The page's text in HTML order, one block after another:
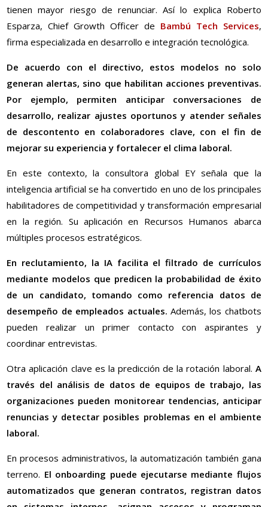
tienen mayor riesgo de renunciar. Así lo explica Roberto
Esparza, Chief Growth Officer de Bambú Tech Services,
firma especializada en desarrollo e integración tecnológica.
De acuerdo con el directivo, estos modelos no solo
generan alertas, sino que habilitan acciones preventivas.
Por ejemplo, permiten anticipar conversaciones de
desarrollo, realizar ajustes oportunos y atender señales
de descontento en colaboradores clave, con el fin de
mejorar su experiencia y fortalecer el clima laboral.
En este contexto, la consultora global EY señala que la
inteligencia artificial se ha convertido en uno de los principales
habilitadores de competitividad y transformación empresarial
en la región. Su aplicación en Recursos Humanos abarca
múltiples procesos estratégicos.
En reclutamiento, la IA facilita el filtrado de currículos
mediante modelos que predicen la probabilidad de éxito
de un candidato, tomando como referencia datos de
desempeño de empleados actuales. Además, los chatbots
pueden realizar un primer contacto con aspirantes y
coordinar entrevistas.
Otra aplicación clave es la predicción de la rotación laboral. A
través del análisis de datos de equipos de trabajo, las
organizaciones pueden monitorear tendencias, anticipar
renuncias y detectar posibles problemas en el ambiente
laboral.
En procesos administrativos, la automatización también gana
terreno. El onboarding puede ejecutarse mediante flujos
automatizados que generan contratos, registran datos